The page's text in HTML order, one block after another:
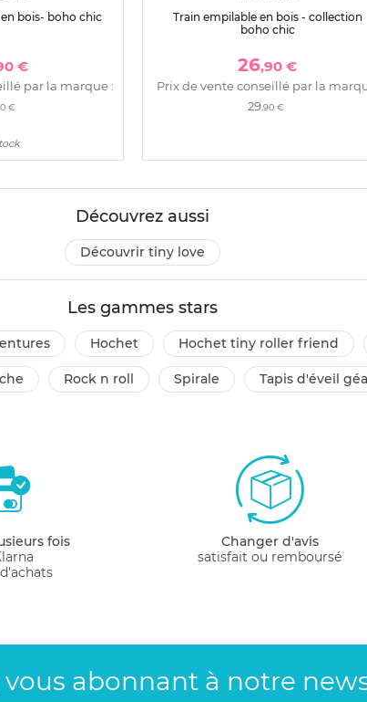
bois- boho chic
€
par la marque :
€
Train empilable en bois - collection
boho chic
26,90 €
Prix de vente conseillé par la
29,90 €
Découvrez aussi
découvrir tiny love
Les gammes stars
hochet hochet tiny roller friend
rock n roll spirale tapis d'éveil
fois
Changer d'avis
satisfait ou remboursé
abonnantà notre